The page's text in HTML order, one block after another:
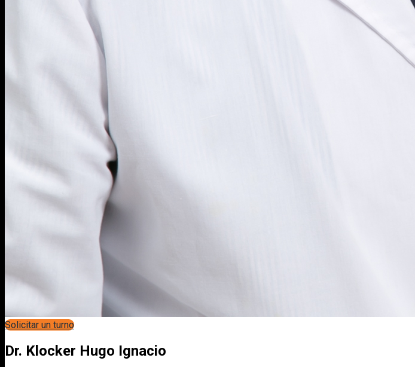
Solicitar un turno
Dr. Klocker Hugo Ignacio